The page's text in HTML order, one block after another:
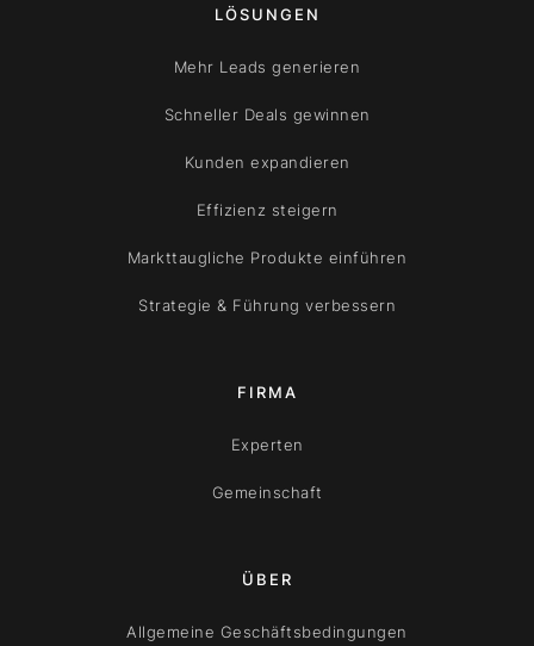
LÖSUNGEN
Mehr Leads generieren
Schneller Deals gewinnen
Kunden expandieren
Effizienz steigern
Markttaugliche Produkte einführen
Strategie & Führung verbessern
FIRMA
Experten
Gemeinschaft
ÜBER
Allgemeine Geschäftsbedingungen